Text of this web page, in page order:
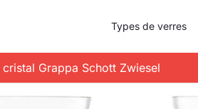
Types de verres
Grappa Schott Zwiesel